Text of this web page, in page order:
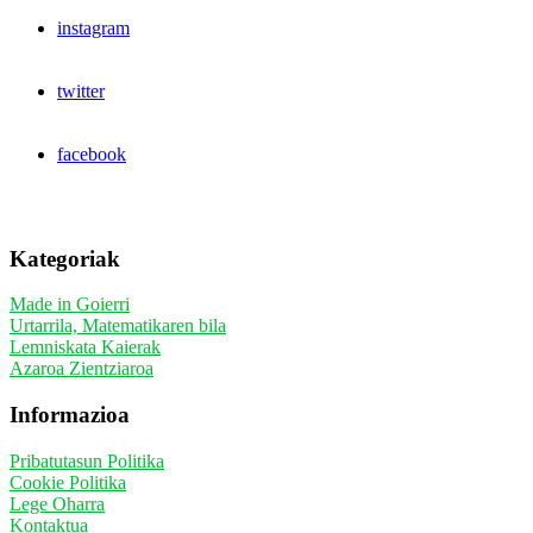
instagram
twitter
facebook
Kategoriak
Made in Goierri
Urtarrila, Matematikaren bila
Lemniskata Kaierak
Azaroa Zientziaroa
Informazioa
Pribatutasun Politika
Cookie Politika
Lege Oharra
Kontaktua